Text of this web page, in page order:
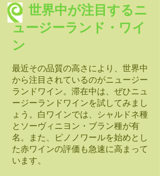
世界中が注目するニ
ュージーランド・ワイ
ン
最近その品質の高さにより、世界中
から注目されているのがニュージー
ランドワイン。滞在中は、ぜひニュ
ージーランドワインを試してみまし
ょう。白ワインでは、シャルドネ種
とソーヴィニヨン・ブラン種が有
名。また、ピノノワールを始めとし
た赤ワインの評価も急速に高まって
います。